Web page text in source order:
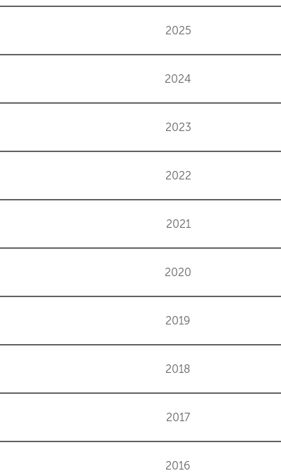
2025
2024
2023
2022
2021
2020
2019
2018
2017
2016